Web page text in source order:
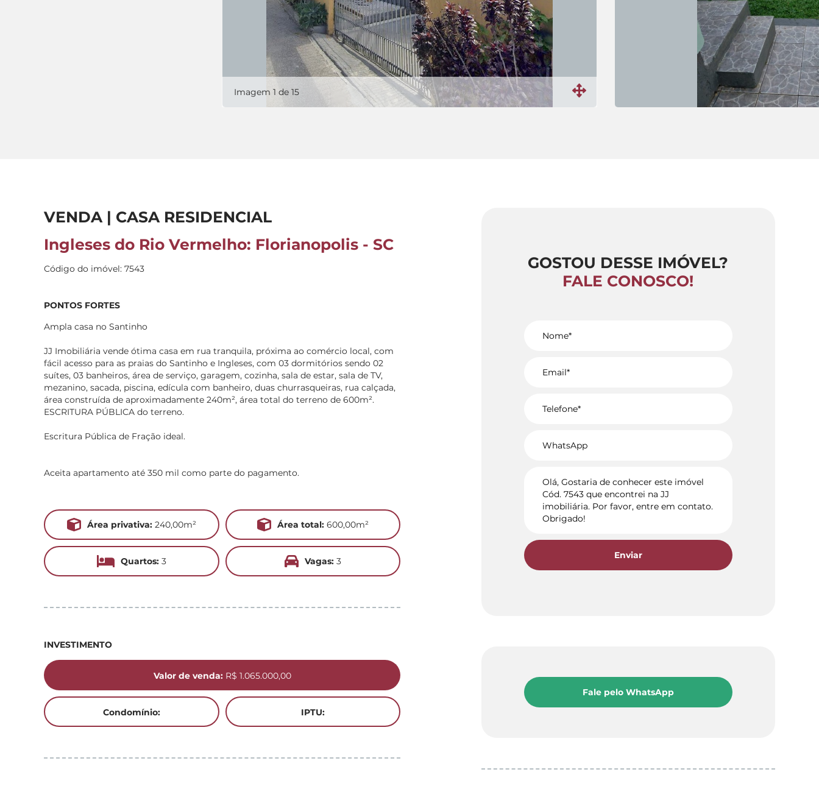
Imagem 1 de 15
VENDA | CASA RESIDENCIAL
Ingleses do Rio Vermelho: Florianopolis - SC
Código do imóvel: 7543
PONTOS FORTES
Ampla casa no Santinho
JJ Imobiliária vende ótima casa em rua tranquila, próxima ao comércio local, com
fácil acesso para as praias do Santinho e Ingleses, com 03 dormitórios sendo 02
suítes, 03 banheiros, área de serviço, garagem, cozinha, sala de estar, sala de TV,
mezanino, sacada, piscina, edícula com banheiro, duas churrasqueiras, rua calçada,
área construída de aproximadamente 240m², área total do terreno de 600m².
ESCRITURA PÚBLICA do terreno.
Escritura Pública de Fração ideal.
Aceita apartamento até 350 mil como parte do pagamento.
Área privativa:240,00m² Área total:600,00m²
Quartos:3 Vagas:3
INVESTIMENTO
Valor de venda:R$ 1.065.000,00
Condomínio: IPTU:
GOSTOU DESSE IMÓVEL?
FALE CONOSCO!
Enviar
Fale pelo WhatsApp